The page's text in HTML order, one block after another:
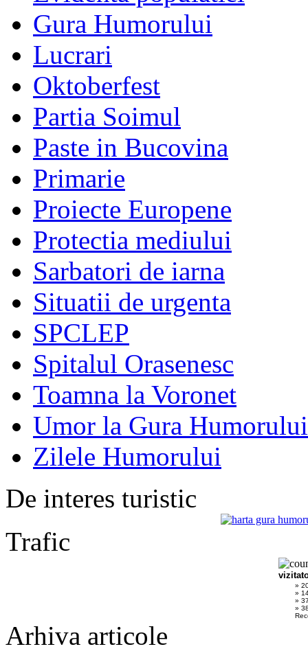
Gura Humorului
Lucrari
Oktoberfest
Partia Soimul
Paste in Bucovina
Primarie
Proiecte Europene
Protectia mediului
Sarbatori de iarna
Situatii de urgenta
SPCLEP
Spitalul Orasenesc
Toamna la Voronet
Umor la Gura Humorului
Zilele Humorului
De interes turistic
Trafic
»
»
»
»
Arhiva articole